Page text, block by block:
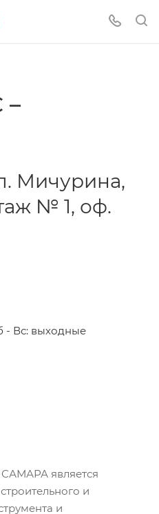
Мичурина,
№ 1, оф.
- Вс: выходные
является
и
и